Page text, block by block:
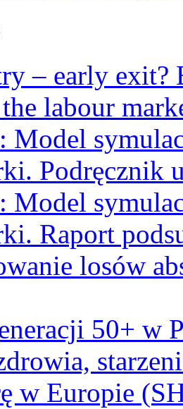
– early exit?
labour
Model
Podręcznik
Model
Raport
losów
50+ w
w Europie